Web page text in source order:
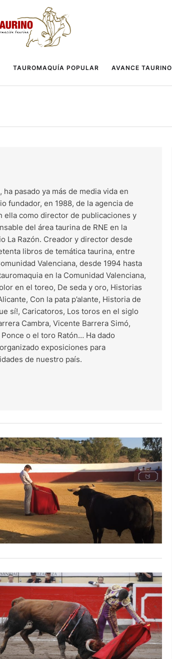
TAUROMAQUÍA POPULAR AVANCE TAURINO
pasado ya más de media vida en
fundador, en 1988, de la agencia de
ella como director de publicaciones y
del área taurina de RNE en la
La Razón. Creador y director desde
libros de temática taurina, entre
Valenciana, desde 1994 hasta
en la Comunidad Valenciana,
en el toreo, De seda y oro, Historias
Con la pata p’alante, Historia de
sí!, Caricatoros, Los toros en el siglo
Cambra, Vicente Barrera Simó,
o el toro Ratón… Ha dado
exposiciones para
de nuestro país.